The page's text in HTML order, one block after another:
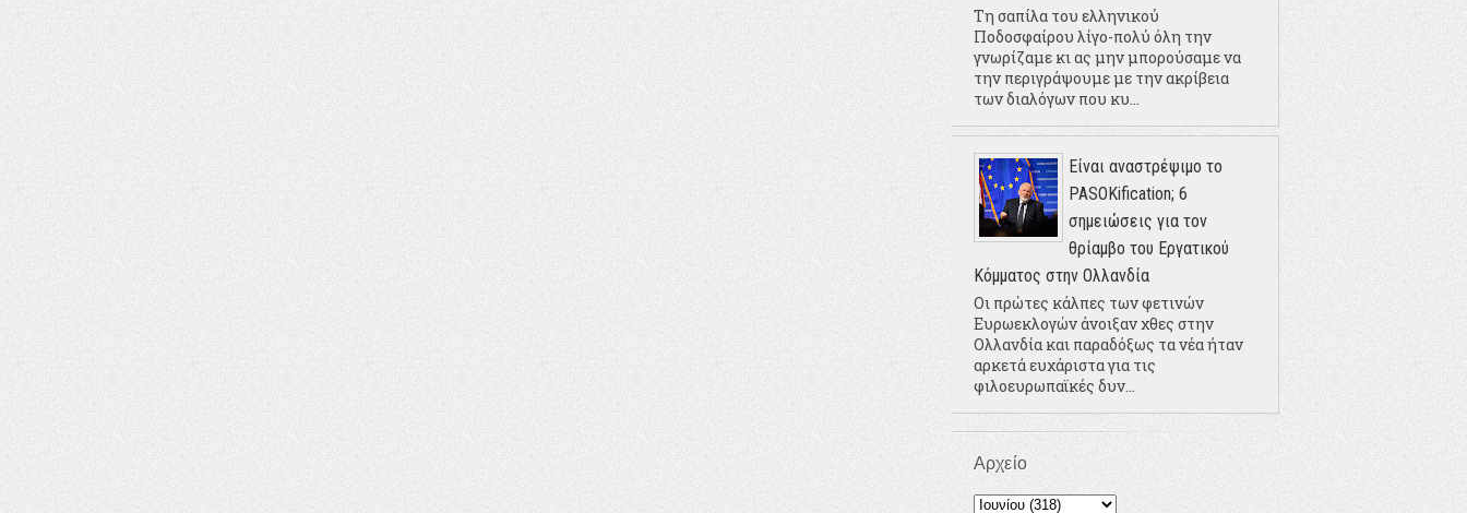
Τη σαπίλα του ελληνικού
Ποδοσφαίρου λίγο-πολύ όλη την
γνωρίζαμε κι ας μην μπορούσαμε να
την περιγράψουμε με την ακρίβεια
των διαλόγων που κυ...
Είναι αναστρέψιμο το
PASOKification; 6
σημειώσεις για τον
θρίαμβο του Εργατικού
Κόμματος στην Ολλανδία
Οι πρώτες κάλπες των φετινών
Ευρωεκλογών άνοιξαν χθες στην
Ολλανδία και παραδόξως τα νέα ήταν
αρκετά ευχάριστα για τις
φιλοευρωπαϊκές δυν...
Αρχείο